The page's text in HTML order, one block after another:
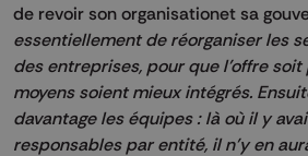
de revoir son organisationet sa
essentiellement de réorganiser les
des entreprises, pour que l’offre
moyens soient mieux intégrés.
davantage les équipes : là où il y
responsables par entité, il n’y en